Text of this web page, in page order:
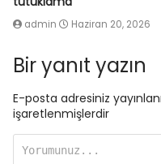
admin Haziran 20, 2026
Bir yanıt yazın
E-posta adresiniz
işaretlenmişlerdir